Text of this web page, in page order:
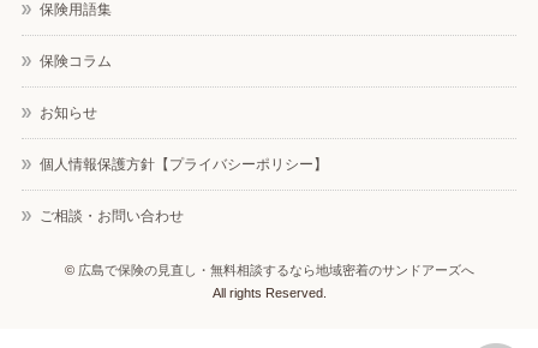
保険用語集
保険コラム
お知らせ
個人情報保護方針【プライバシーポリシー】
ご相談・お問い合わせ
© 広島で保険の見直し・無料相談するなら地域密着のサンドアーズへ
All rights Reserved.